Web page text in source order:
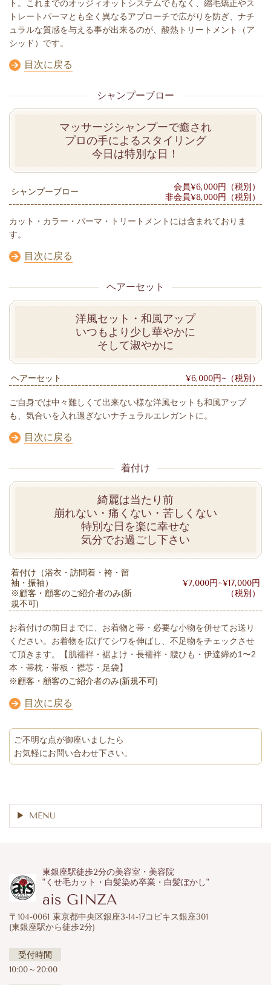
ト。これまでのオッジィオットシステムでもなく、縮毛矯正やス
トレートパーマとも全く異なるアプローチで広がりを防ぎ、ナチ
ュラルな質感を与える事が出来るのが、酸熱トリートメント（ア
シッド）です。
目次に戻る
シャンプーブロー
マッサージシャンプーで癒され
プロの手によるスタイリング
今日は特別な日！
シャンプーブロー
会員¥6,000円（税別）
非会員¥8,000円（税別）
カット・カラー・パーマ・トリートメントには含まれておりま
す。
目次に戻る
ヘアーセット
洋風セット・和風アップ
いつもより少し華やかに
そして淑やかに
ヘアーセット ¥6,000円~（税別）
ご自身では中々難しくて出来ない様な洋風セットも和風アップ
も、気合いを入れ過ぎないナチュラルエレガントに。
目次に戻る
着付け
綺麗は当たり前
崩れない・痛くない・苦しくない
特別な日を楽に幸せな
気分でお過ごし下さい
着付け（浴衣・訪問着・袴・留
袖・振袖）
※顧客・顧客のご紹介者のみ(新
規不可)
¥7,000円~¥17,000円
（税別）
お着付けの前日までに、お着物と帯・必要な小物を併せてお送り
ください。お着物を広げてシワを伸ばし、不足物をチェックさせ
て頂きます。【肌襦袢・裾よけ・長襦袢・腰ひも・伊達締め1〜2
本・帯枕・帯板・襟芯・足袋】
※顧客・顧客のご紹介者のみ(新規不可)
目次に戻る
ご不明な点が御座いましたら
お気軽にお問い合わせ下さい。
MENU
東銀座駅徒歩2分の美容室・美容院
"くせ毛カット・白髪染め卒業・白髪ぼかし"
ais GINZA
〒104-0061 東京都中央区銀座3-14-17コビキス銀座301
(東銀座駅から徒歩2分)
受付時間
10:00～20:00